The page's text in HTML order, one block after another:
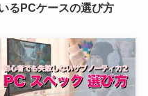
るPCケースの選び方